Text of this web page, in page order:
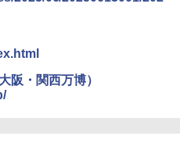
阪・関西万博）